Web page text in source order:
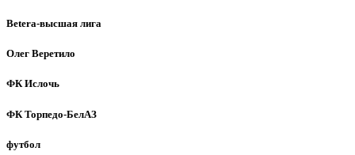
Betera-высшая лига
Олег Веретило
ФК Ислочь
ФК Торпедо-БелАЗ
футбол